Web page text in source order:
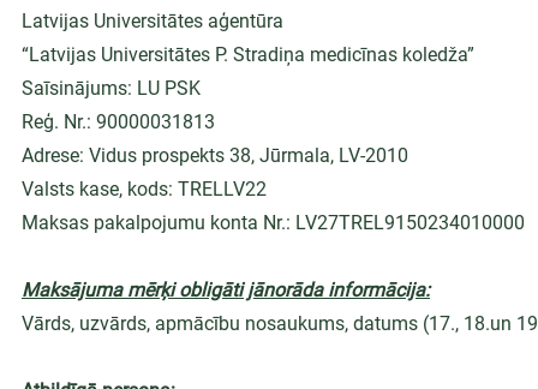
Latvijas Universitātes aģentūra
“Latvijas Universitātes P. Stradiņa medicīnas koledža”
Saīsinājums: LU PSK
Reģ. Nr.: 90000031813
Adrese: Vidus prospekts 38, Jūrmala, LV-2010
Valsts kase, kods: TRELLV22
Maksas pakalpojumu konta Nr.: LV27TREL9150234010000
Maksājuma mērķi obligāti jānorāda informācija:
Vārds, uzvārds, apmācību nosaukums, datums (17., 18.un